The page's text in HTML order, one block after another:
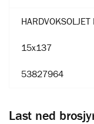
15x137
53827964
Last ned